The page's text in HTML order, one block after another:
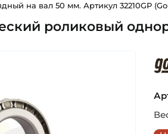
на вал 50 мм. Артикул 32210GP
роликовый